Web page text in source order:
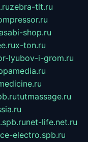
zebra-tlt.ru
shop.ru
x-ton.ru
lyubov-i-grom.ru
tutmassage.ru
net-life.net.ru
electro.spb.ru